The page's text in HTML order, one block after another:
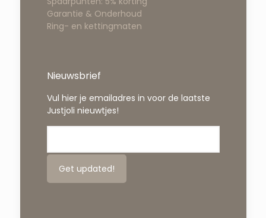
Garantie & Onderhoud
Ring- en kettingmaten
Nieuwsbrief
Vul hier je emailadres in voor de laatste
Justjoli nieuwtjes!